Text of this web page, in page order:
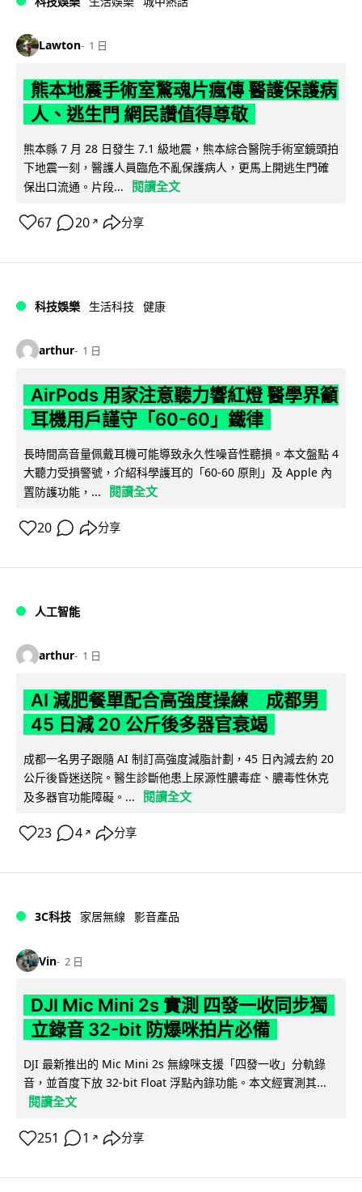
Lawton 1 日
熊本地震手術室驚魂片瘋傳 醫護保護病
人、逃生門 網民讚值得尊敬
熊本縣 7 月 28 日發生 7.1 級地震，熊本綜合醫院手術室鏡頭拍
下地震一刻，醫護人員臨危不亂保護病人，更馬上開逃生門確
保出口流通。片段...
閱讀全文
67 20 ↗ 分享
科技娛樂 生活科技 健康
arthur 1 日
AirPods 用家注意聽力響紅燈 醫學界籲
耳機用戶謹守「60-60」鐵律
長時間高音量佩戴耳機可能導致永久性噪音性聽損。本文盤點 4
大聽力受損警號，介紹科學護耳的「60-60 原則」及 Apple 內
置防護功能，...
閱讀全文
20 分享
人工智能
arthur 1 日
AI 減肥餐單配合高強度操練 成都男
45 日減 20 公斤後多器官衰竭
成都一名男子跟隨 AI 制訂高強度減脂計劃，45 日內減去約 20
公斤後昏迷送院。醫生診斷他患上尿源性膿毒症、膿毒性休克
及多器官功能障礙。...
閱讀全文
23 4 ↗ 分享
3C科技 家居無線 影音產品
Vin 2 日
DJI Mic Mini 2s 實測 四發一收同步獨
立錄音 32-bit 防爆咪拍片必備
DJI 最新推出的 Mic Mini 2s 無線咪支援「四發一收」分軌錄
音，並首度下放 32-bit Float 浮點內錄功能。本文經實測其...
閱讀全文
251 1 ↗ 分享